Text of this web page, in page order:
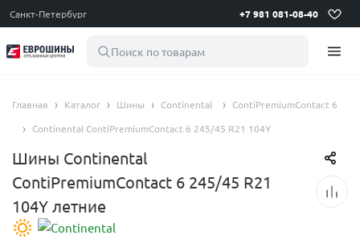
Санкт-Петербург +7 981 081-08-40
Поиск по товарам
Главная Каталог Шины Continental
ContiPremiumContact 6
Continental ContiPremiumContact 6 245/45 R21 104Y
Шины Continental
ContiPremiumContact 6 245/45 R21
104Y летние